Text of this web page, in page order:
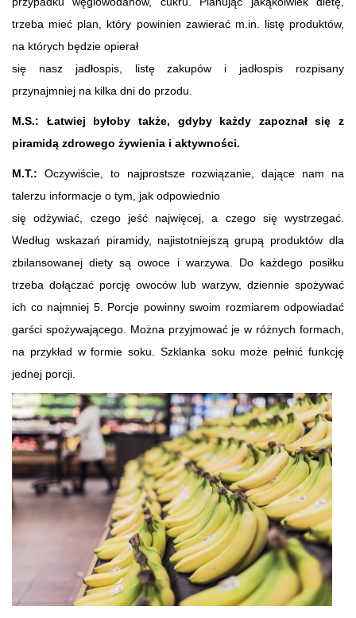
trzeba mieć plan, który powinien zawierać m.in. listę produktów,
na których będzie opierał
się nasz jadłospis, listę zakupów i jadłospis rozpisany
przynajmniej na kilka dni do przodu.
M.S.: Łatwiej byłoby także, gdyby każdy zapoznał się z
piramidą zdrowego żywienia i aktywności.
M.T.: Oczywiście, to najprostsze rozwiązanie, dające nam na
talerzu informacje o tym, jak odpowiednio
się odżywiać, czego jeść najwięcej, a czego się wystrzegać.
Według wskazań piramidy, najistotniejszą grupą produktów dla
zbilansowanej diety są owoce i warzywa. Do każdego posiłku
trzeba dołączać porcję owoców lub warzyw, dziennie spożywać
ich co najmniej 5. Porcje powinny swoim rozmiarem odpowiadać
garści spożywającego. Można przyjmować je w różnych formach,
na przykład w formie soku. Szklanka soku może pełnić funkcję
jednej porcji.